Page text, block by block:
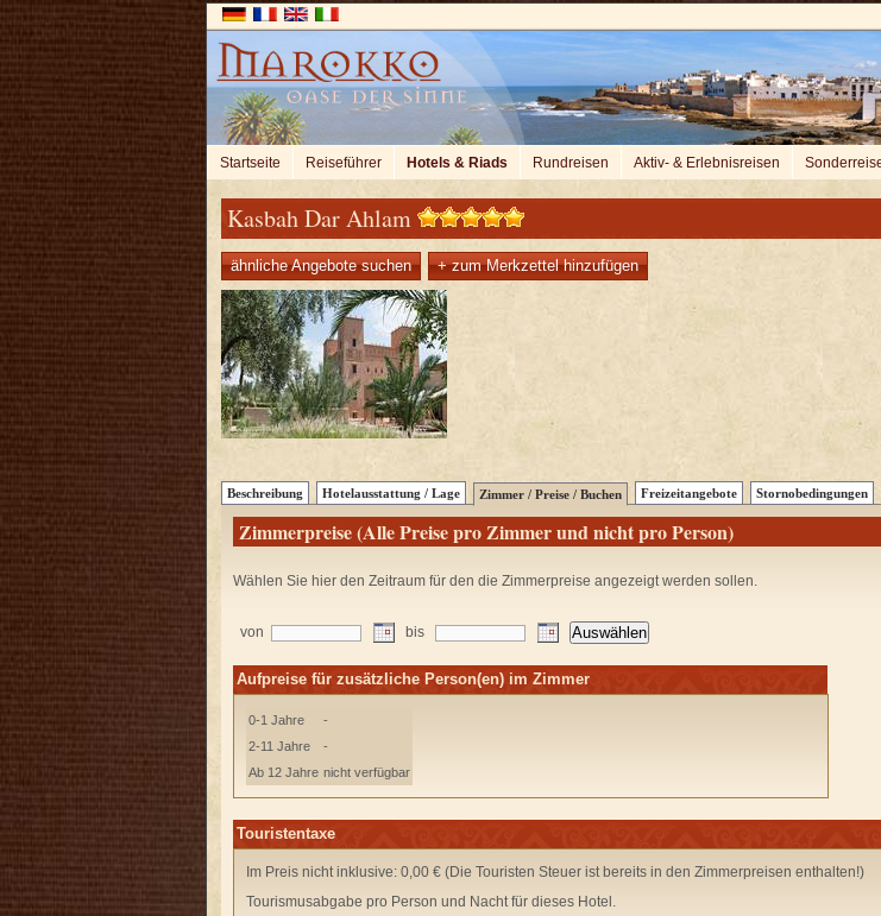
Startseite Reiseführer Hotels & Riads Rundreisen Aktiv- & Erlebnisreisen
Kasbah Dar Ahlam
ähnliche Angebote suchen + zum Merkzettel hinzufügen
Beschreibung Hotelausstattung / Lage Zimmer / Preise / Buchen Freizeitangebote Stornobedingungen
Zimmerpreise (Alle Preise pro Zimmer und nicht pro Person)
Wählen Sie hier den Zeitraum für den die Zimmerpreise angezeigt werden sollen.
von bis
Aufpreise für zusätzliche Person(en) im Zimmer
0-1 Jahre
-
2-11 Jahre
-
Ab 12 Jahre nicht verfügbar
Touristentaxe
Im Preis nicht inklusive: 0,00 € (Die Touristen Steuer ist bereits in den Zimmerpreisen enthalten!)
Tourismusabgabe pro Person und Nacht für dieses Hotel.